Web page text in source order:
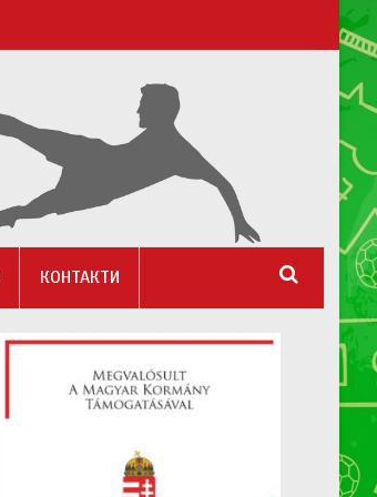
КОНТАКТИ